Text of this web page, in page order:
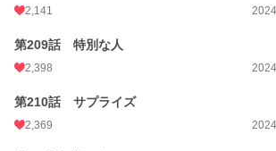
2,141
第209話 特別な人
2,398
第210話 サプライズ
2,369